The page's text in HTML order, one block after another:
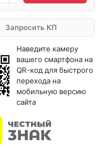
Запросить КП
Наведите камеру
вашего смартфона на
QR-код для быстрого
перехода на
мобильную версию
сайта